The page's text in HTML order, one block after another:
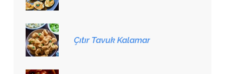
Çıtır Tavuk Kalamar